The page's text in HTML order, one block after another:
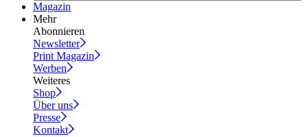
Magazin
Mehr
Abonnieren
Newsletter
Print Magazin
Werben
Weiteres
Shop
Über uns
Presse
Kontakt